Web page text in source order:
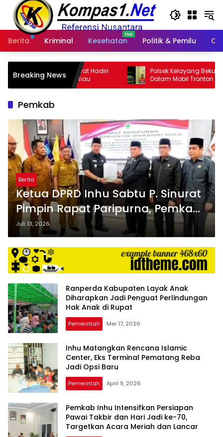
Langsung
konten
Berita
Kriminal Kesehatan Politik & Pemilu
Breaking News
Hadiri
Riau
Polsek Kelayang Bekuk Pemilik Sabu di
Dalam Mobil Tronton di Perkebunan
Pemkab
Berita
Ketua DPRD Inhu Sabtu P. Sinurat
Pimpin Rapat Paripurna, Pemkab
Serahkan Ranperda
Pertanggungjawaban APBD 2025
Juli 13, 2026
Ranperda Kabupaten Layak Anak
Diharapkan Jadi Penguat Perlindungan
Hak Anak di Rupat
Pemerintah Mei 17, 2026
Inhu Matangkan Rencana Islamic
Center, Eks Terminal Pematang Reba
Jadi Opsi Baru
Pemerintah April 9, 2026
Pemkab Inhu Intensifkan Persiapan
Pawai Takbir dan Hari Jadi ke-70,
Targetkan Acara Meriah dan Lancar